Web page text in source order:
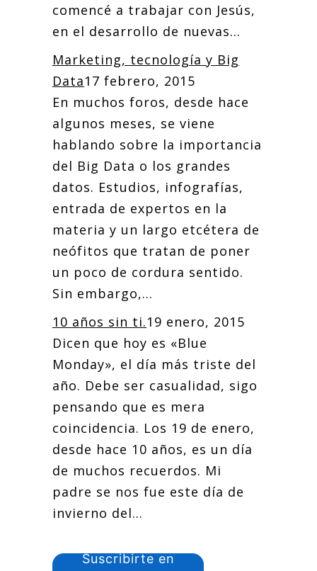
comencé a trabajar con Jesús,
en el desarrollo de nuevas...
Marketing, tecnología y Big
Data17 febrero, 2015
En muchos foros, desde hace
algunos meses, se viene
hablando sobre la importancia
del Big Data o los grandes
datos. Estudios, infografías,
entrada de expertos en la
materia y un largo etcétera de
neófitos que tratan de poner
un poco de cordura sentido.
Sin embargo,...
10 años sin ti.19 enero, 2015
Dicen que hoy es «Blue
Monday», el día más triste del
año. Debe ser casualidad, sigo
pensando que es mera
coincidencia. Los 19 de enero,
desde hace 10 años, es un día
de muchos recuerdos. Mi
padre se nos fue este día de
invierno del...
Suscribirte en